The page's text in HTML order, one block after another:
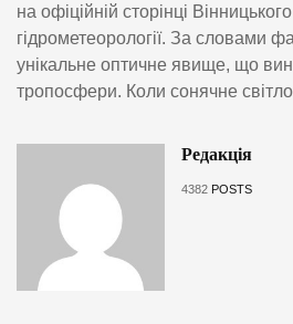
на офіційній сторінці
гідрометеорології. За словами
унікальне оптичне явище, що
тропосфери. Коли сонячне
Редакція
4382 POSTS